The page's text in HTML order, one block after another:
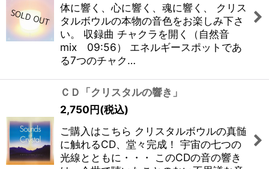
体に響く、心に響く、魂に響く、 クリス
タルボウルの本物の音色をお楽しみ下さ
い。 収録曲 チャクラを開く（自然音
mix 09:56） エネルギースポットであ
る7つのチャク…
ＣＤ「クリスタルの響き」
2,750円(税込)
ご購入はこちら クリスタルボウルの真髄
に触れるCD、堂々完成！ 宇宙の七つの
光線とともに・・・ このCDの音の響き